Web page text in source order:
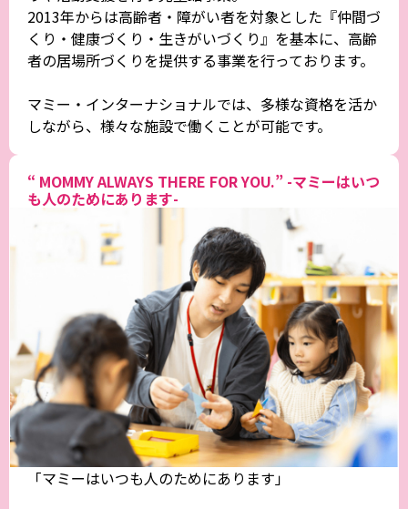
2013年からは高齢者・障がい者を対象とした『仲間づ
くり・健康づくり・生きがいづくり』を基本に、高齢
者の居場所づくりを提供する事業を行っております。
マミー・インターナショナルでは、多様な資格を活か
しながら、様々な施設で働くことが可能です。
“ MOMMY ALWAYS THERE FOR YOU.” -マミーはいつ
も人のためにあります-
「マミーはいつも人のためにあります」